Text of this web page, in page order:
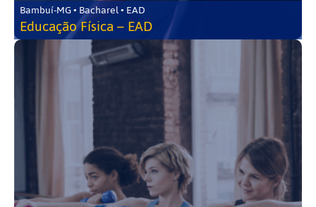
Bambuí-MG • Bacharel • EAD
Educação Física – EAD